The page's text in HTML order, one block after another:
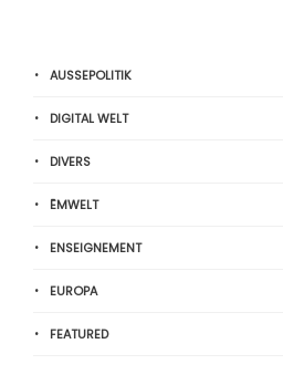
AUSSEPOLITIK
DIGITAL WELT
DIVERS
ËMWELT
ENSEIGNEMENT
EUROPA
FEATURED